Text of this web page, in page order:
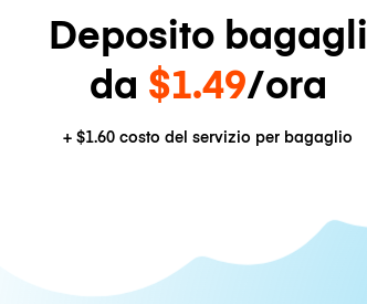
Deposito bagagli
da $1.49/ora
+ $1.60 costo del servizio per bagaglio